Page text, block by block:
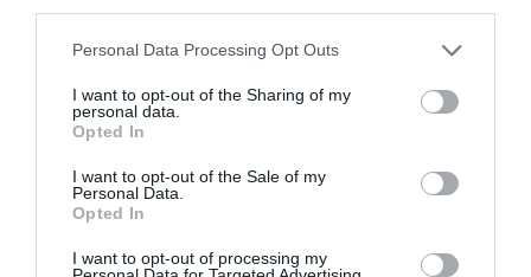
Personal Data Processing Opt Outs
I want to opt-out of the Sharing of my
personal data.
Opted In
I want to opt-out of the Sale of my
Personal Data.
Opted In
I want to opt-out of processing my
como lo ha definido Barnett al referirse a una
nueva etapa en nuestras instituciones
continúan siendo objetivos indispensables e
ineludibles la investigación, la transmisión de
conocimiento y la formación al más alto nivel.
Pero aparece con fuerza otra gran misión que hay